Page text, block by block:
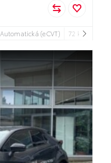
Automatická (eCVT) 72 kW